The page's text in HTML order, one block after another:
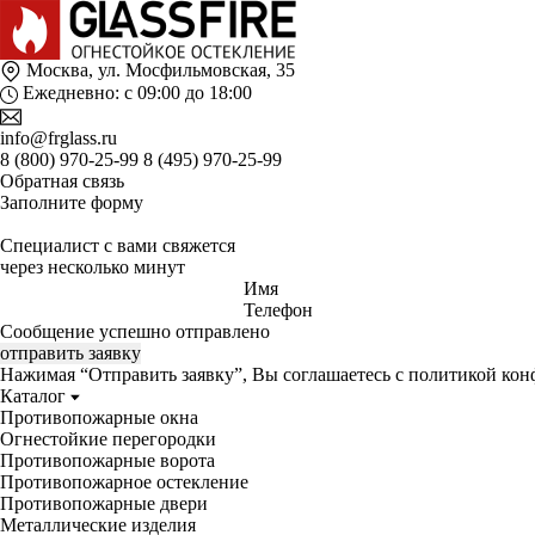
Москва, ул. Мосфильмовская, 35
Ежедневно: с 09:00 до 18:00
info@frglass.ru
8 (800) 970-25-99 8 (495) 970-25-99
Обратная связь
Заполните форму
Специалист с вами свяжется
через несколько минут
Имя
Телефон
Сообщение успешно отправлено
отправить заявку
Нажимая “Отправить заявку”, Вы соглашаетесь с политикой
Каталог
Противопожарные окна
Огнестойкие перегородки
Противопожарные ворота
Противопожарное остекление
Противопожарные двери
Металлические изделия